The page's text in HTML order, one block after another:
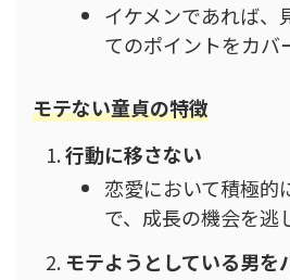
イケメンであれば、
てのポイントをカバ
モテない童貞の特徴
行動に移さない
恋愛において積極的
で、成長の機会を逃
モテようとしている男を